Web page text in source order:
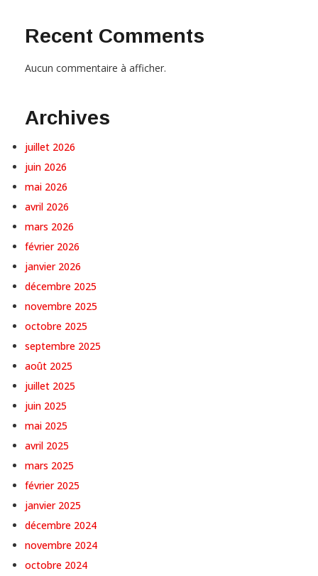
Recent Comments
Aucun commentaire à afficher.
Archives
juillet 2026
juin 2026
mai 2026
avril 2026
mars 2026
février 2026
janvier 2026
décembre 2025
novembre 2025
octobre 2025
septembre 2025
août 2025
juillet 2025
juin 2025
mai 2025
avril 2025
mars 2025
février 2025
janvier 2025
décembre 2024
novembre 2024
octobre 2024